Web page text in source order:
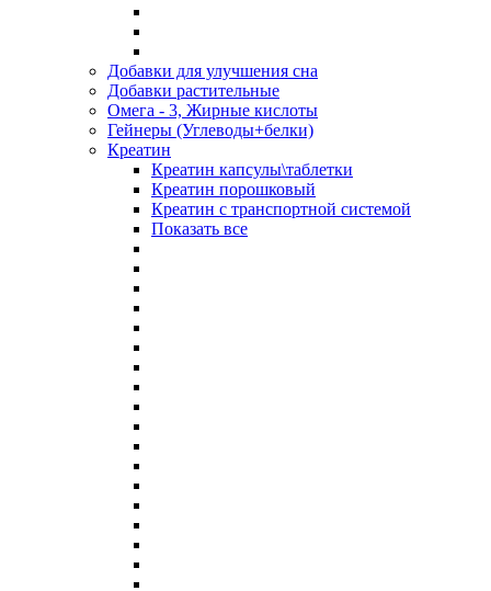
Добавки для улучшения сна
Добавки растительные
Омега - 3, Жирные кислоты
Гейнеры (Углеводы+белки)
Креатин
Креатин капсулы\таблетки
Креатин порошковый
Креатин с транспортной системой
Показать все